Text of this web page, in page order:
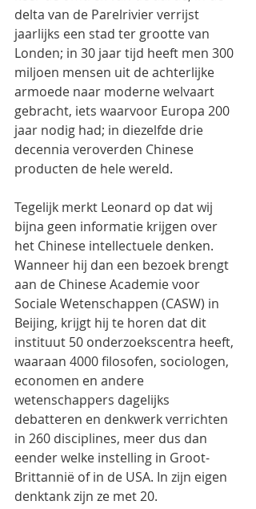
delta van de Parelrivier verrijst
jaarlijks een stad ter grootte van
Londen; in 30 jaar tijd heeft men 300
miljoen mensen uit de achterlijke
armoede naar moderne welvaart
gebracht, iets waarvoor Europa 200
jaar nodig had; in diezelfde drie
decennia veroverden Chinese
producten de hele wereld.
Tegelijk merkt Leonard op dat wij
bijna geen informatie krijgen over
het Chinese intellectuele denken.
Wanneer hij dan een bezoek brengt
aan de Chinese Academie voor
Sociale Wetenschappen (CASW) in
Beijing, krijgt hij te horen dat dit
instituut 50 onderzoekscentra heeft,
waaraan 4000 filosofen, sociologen,
economen en andere
wetenschappers dagelijks
debatteren en denkwerk verrichten
in 260 disciplines, meer dus dan
eender welke instelling in Groot-
Brittannië of in de USA. In zijn eigen
denktank zijn ze met 20.